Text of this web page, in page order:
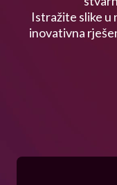
Istražite slike u
inovativna